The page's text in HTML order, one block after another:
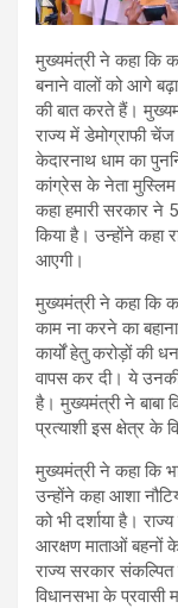
मुख्यमंत्री ने कहा कि
बनाने वालों को आगे
की बात करते हैं।
राज्य में डेमोग्राफी
केदारनाथ धाम का
कांग्रेस के नेता मुस्लिम
कहा हमारी सरकार
किया है। उन्होंने
आएगी।
मुख्यमंत्री ने कहा कि
काम ना करने का
कार्यों हेतु करोड़ों की
वापस कर दी। ये
है। मुख्यमंत्री ने बाबा
प्रत्याशी इस क्षेत्र के
मुख्यमंत्री ने कहा कि
उन्होंने कहा आशा
को भी दर्शाया है।
आरक्षण माताओं बहनों
राज्य सरकार
विधानसभा के